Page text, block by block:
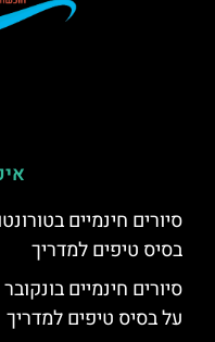
בסיס טיפים למדריך
על בסיס טיפים למדריך